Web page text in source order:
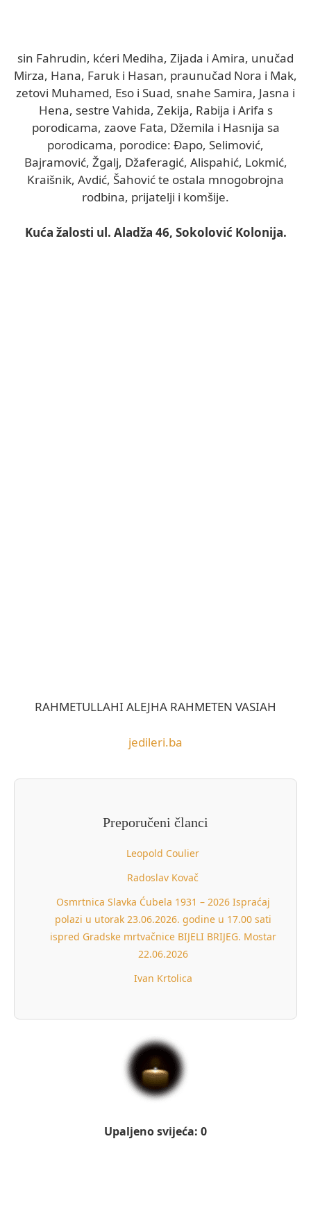
sin Fahrudin, kćeri Mediha, Zijada i Amira, unučad
Mirza, Hana, Faruk i Hasan, praunučad Nora i Mak,
zetovi Muhamed, Eso i Suad, snahe Samira, Jasna i
Hena, sestre Vahida, Zekija, Rabija i Arifa s
porodicama, zaove Fata, Džemila i Hasnija sa
porodicama, porodice: Đapo, Selimović,
Bajramović, Žgalj, Džaferagić, Alispahić, Lokmić,
Kraišnik, Avdić, Šahović te ostala mnogobrojna
rodbina, prijatelji i komšije.
Kuća žalosti ul. Aladža 46, Sokolović Kolonija.
RAHMETULLAHI ALEJHA RAHMETEN VASIAH
jedileri.ba
Preporučeni članci
Leopold Coulier
Radoslav Kovač
Osmrtnica Slavka Ćubela 1931 – 2026 Ispraćaj
polazi u utorak 23.06.2026. godine u 17.00 sati
ispred Gradske mrtvačnice BIJELI BRIJEG. Mostar
22.06.2026
Ivan Krtolica
Upaljeno svijeća: 0